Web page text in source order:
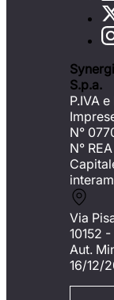
S.p.a.
P.IVA
N°
N°
Via
10152
Aut.
16/12/